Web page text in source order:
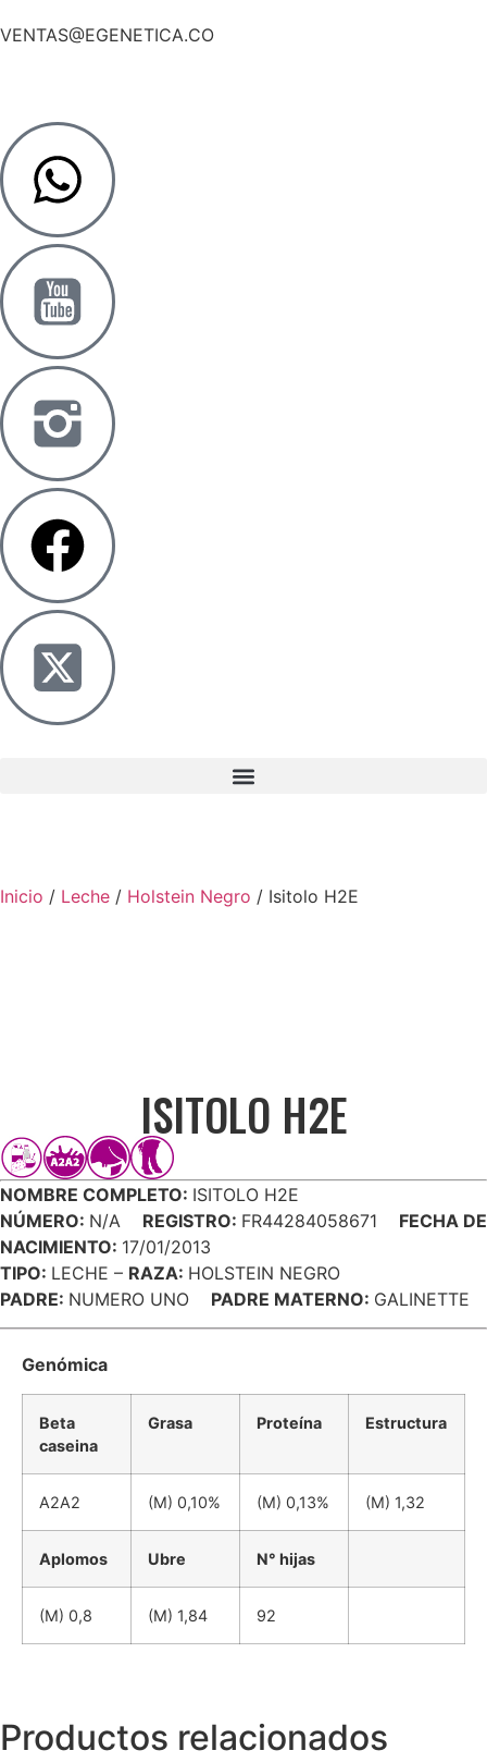
VENTAS@EGENETICA.CO
Inicio / Leche / Holstein Negro / Isitolo H2E
ISITOLO H2E
NOMBRE COMPLETO: ISITOLO H2E
NÚMERO: N/A REGISTRO: FR44284058671 FECHA DE
NACIMIENTO: 17/01/2013
TIPO: LECHE – RAZA: HOLSTEIN NEGRO
PADRE: NUMERO UNO PADRE MATERNO: GALINETTE
Genómica
Beta
caseina
Grasa Proteína Estructura
A2A2 (M) 0,10% (M) 0,13% (M) 1,32
Aplomos Ubre N° hijas
(M) 0,8 (M) 1,84 92
Productos relacionados